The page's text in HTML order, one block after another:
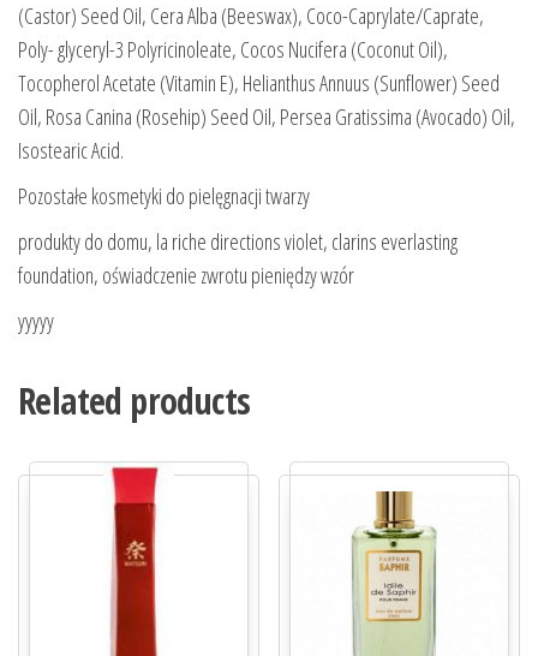
(Castor) Seed Oil, Cera Alba (Beeswax), Coco-Caprylate/Caprate,
Poly- glyceryl-3 Polyricinoleate, Cocos Nucifera (Coconut Oil),
Tocopherol Acetate (Vitamin E), Helianthus Annuus (Sunflower) Seed
Oil, Rosa Canina (Rosehip) Seed Oil, Persea Gratissima (Avocado) Oil,
Isostearic Acid.
Pozostałe kosmetyki do pielęgnacji twarzy
produkty do domu, la riche directions violet, clarins everlasting
foundation, oświadczenie zwrotu pieniędzy wzór
yyyyy
Related products